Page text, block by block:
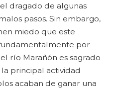
dragado de algunas
pasos. Sin embargo,
miedo que este
por
río Marañón es sagrado
principal actividad
acaban de ganar una